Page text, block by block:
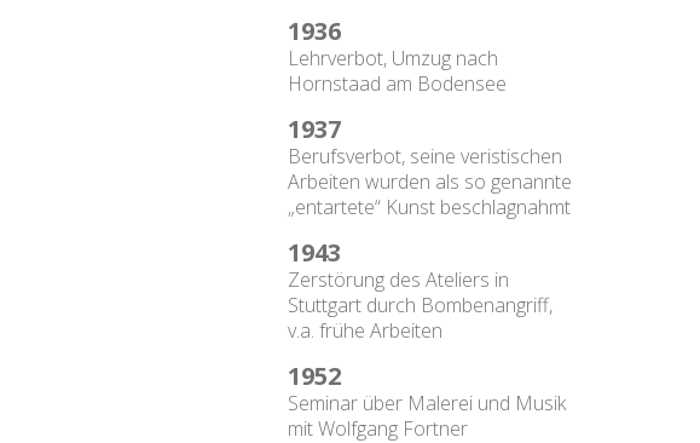
1936
Lehrverbot, Umzug nach
Hornstaad am Bodensee
1937
Berufsverbot, seine veristischen
Arbeiten wurden als so genannte
„entartete“ Kunst beschlagnahmt
1943
Zerstörung des Ateliers in
Stuttgart durch Bombenangriff,
v.a. frühe Arbeiten
1952
Seminar über Malerei und Musik
mit Wolfgang Fortner